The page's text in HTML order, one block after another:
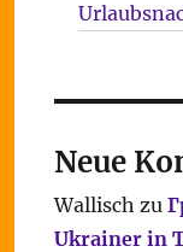
Neue
Wallisch zu
Ukrainer in